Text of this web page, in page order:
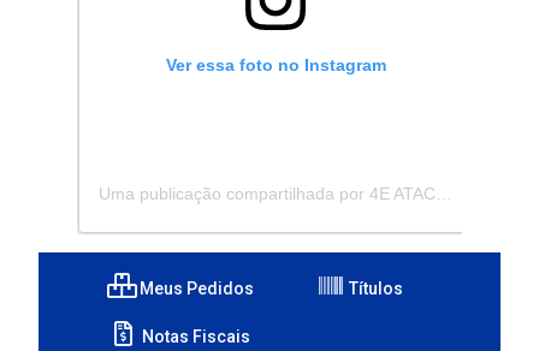
Ver essa foto no Instagram
Meus Pedidos Títulos
Notas Fiscais